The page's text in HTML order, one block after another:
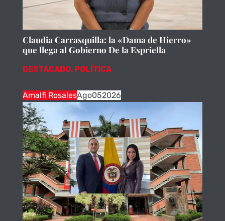
Claudia Carrasquilla: la «Dama de Hierro»
que llega al Gobierno De la Espriella
DESTACADO, POLÍTICA
Amalfi RosalesAgo052026